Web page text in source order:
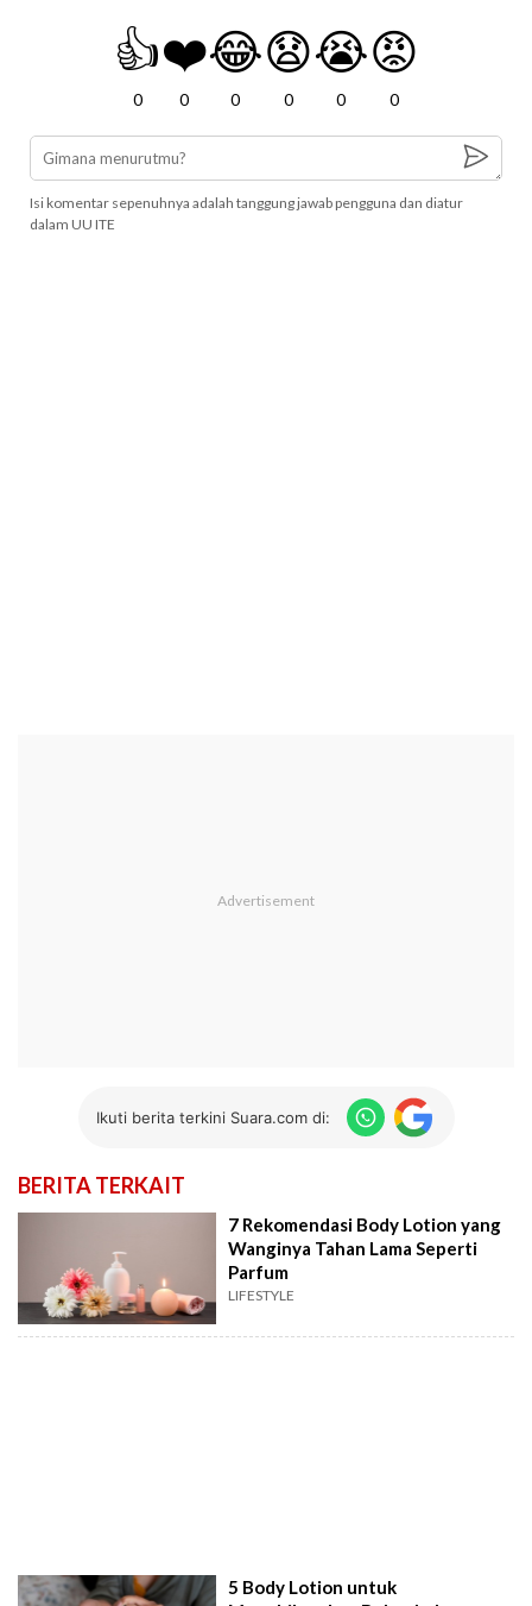
👍
0
❤️
0
😂
0
😧
0
😭
0
😡
0
Isi komentar sepenuhnya adalah tanggung jawab pengguna dan diatur
dalam UU ITE
Ikuti berita terkini Suara.com di:
BERITA TERKAIT
7 Rekomendasi Body Lotion yang
Wanginya Tahan Lama Seperti
Parfum
LIFESTYLE
5 Body Lotion untuk